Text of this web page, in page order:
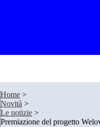
Home >
Novità >
Le notizie >
Premiazione del progetto